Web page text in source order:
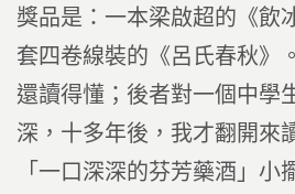
獎品是：一本梁啟超的《飲
套四卷線裝的《呂氏春秋》
還讀得懂；後者對一個中學
深，十多年後，我才翻開來
「一口深深的芬芳藥酒」小